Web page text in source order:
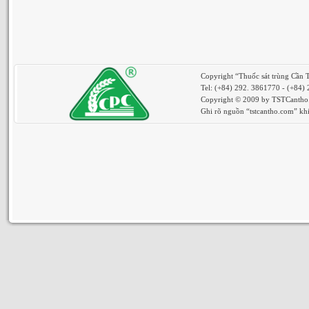
Copyright “Thuốc sát trùng Cần
Tel: (+84) 292. 3861770 - (+84)
Copyright © 2009 by
Ghi rõ nguồn “tstcantho.com”